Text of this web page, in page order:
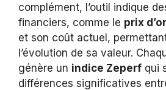
complément, l’outil indique
financiers, comme le prix
et son coût actuel,
l’évolution de sa valeur.
génère un indice Zeperf qui
différences significatives